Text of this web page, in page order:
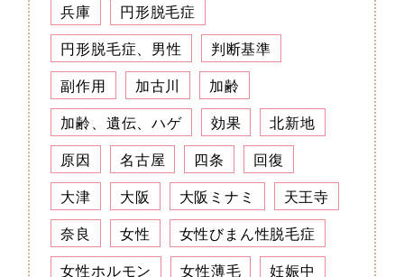
兵庫
円形脱毛症
円形脱毛症、男性
判断基準
副作用
加古川
加齢
加齢、遺伝、ハゲ
効果
北新地
原因
名古屋 四条
回復
大津
大阪 大阪ミナミ
天王寺
奈良
女性
女性びまん性脱毛症
女性ホルモン
女性薄毛 妊娠中